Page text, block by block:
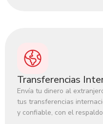
Transferencias
Envía tu dinero al
tus transferencias
y confiable, con el